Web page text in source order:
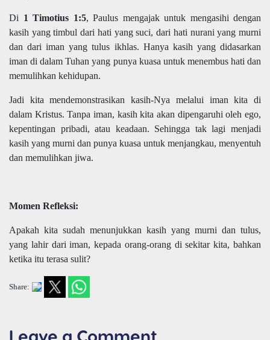
Di 1 Timotius 1:5, Paulus mengajak untuk mengasihi dengan
kasih yang timbul dari hati yang suci, dari hati nurani yang murni
dan dari iman yang tulus ikhlas. Hanya kasih yang didasarkan
iman di dalam Tuhan yang punya kuasa untuk menembus hati dan
memulihkan kehidupan.
Jadi kita mendemonstrasikan kasih-Nya melalui iman kita di
dalam Kristus. Tanpa iman, kasih kita akan dipengaruhi oleh ego,
kepentingan pribadi, atau keadaan. Sehingga tak lagi menjadi
kasih yang murni dan punya kuasa untuk menjangkau, menyentuh
dan memulihkan jiwa.
Momen Refleksi:
Apakah kita sudah menunjukkan kasih yang murni dan tulus,
yang lahir dari iman, kepada orang-orang di sekitar kita, bahkan
ketika itu terasa sulit?
Share:
Leave a Comment